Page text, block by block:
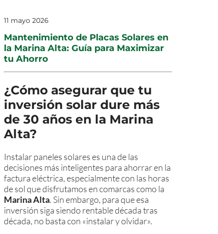
11 mayo 2026
Mantenimiento de Placas Solares en
la Marina Alta: Guía para Maximizar
tu Ahorro
¿Cómo asegurar que tu
inversión solar dure más
de 30 años en la Marina
Alta?
Instalar paneles solares es una de las
decisiones más inteligentes para ahorrar en la
factura eléctrica, especialmente con las horas
de sol que disfrutamos en comarcas como la
Marina Alta. Sin embargo, para que esa
inversión siga siendo rentable década tras
década, no basta con «instalar y olvidar».